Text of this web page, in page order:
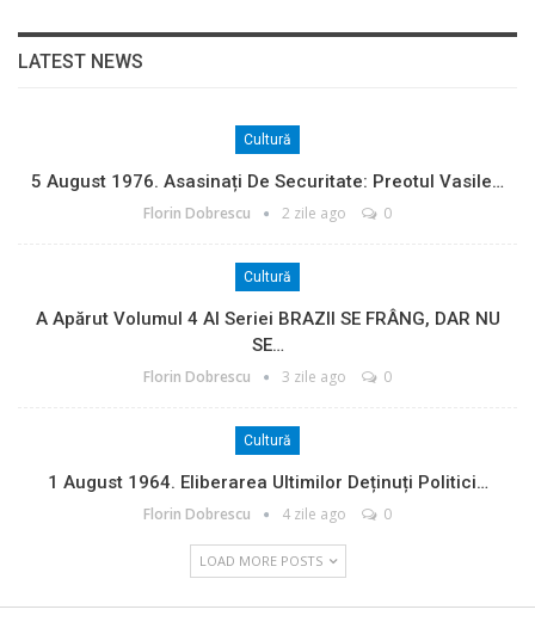
LATEST NEWS
Cultură
5 August 1976. Asasinați De Securitate: Preotul Vasile…
Florin Dobrescu 2 zile ago 0
Cultură
A Apărut Volumul 4 Al Seriei BRAZII SE FRÂNG, DAR NU
SE…
Florin Dobrescu 3 zile ago 0
Cultură
1 August 1964. Eliberarea Ultimilor Deținuți Politici…
Florin Dobrescu 4 zile ago 0
LOAD MORE POSTS